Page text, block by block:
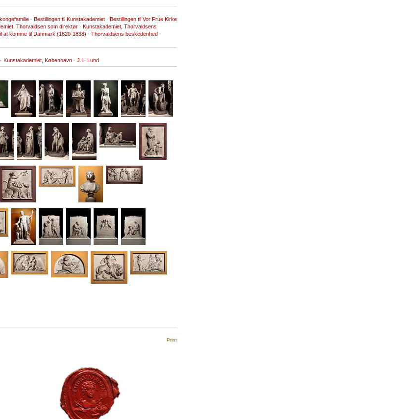
· Bestillingen til Kunstakademiet · Bestillingen til Vor Frue Kirke
Thorvaldsen som direktør · Kunstakademiet, Thorvaldsens
at komme til Danmark (1820-1838) · Thorvaldsens beskedenhed ·
· Kunstakademiet, København · J.L. Lund
Print